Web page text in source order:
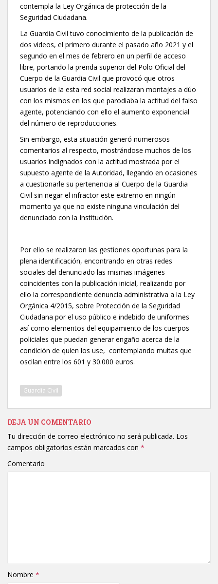
contempla la Ley Orgánica de protección de la
Seguridad Ciudadana.
La Guardia Civil tuvo conocimiento de la publicación de
dos videos, el primero durante el pasado año 2021 y el
segundo en el mes de febrero en un perfil de acceso
libre, portando la prenda superior del Polo Oficial del
Cuerpo de la Guardia Civil que provocó que otros
usuarios de la esta red social realizaran montajes a dúo
con los mismos en los que parodiaba la actitud del falso
agente, potenciando con ello el aumento exponencial
del número de reproducciones.
Sin embargo, esta situación generó numerosos
comentarios al respecto, mostrándose muchos de los
usuarios indignados con la actitud mostrada por el
supuesto agente de la Autoridad, llegando en ocasiones
a cuestionarle su pertenencia al Cuerpo de la Guardia
Civil sin negar el infractor este extremo en ningún
momento ya que no existe ninguna vinculación del
denunciado con la Institución.
Por ello se realizaron las gestiones oportunas para la
plena identificación, encontrando en otras redes
sociales del denunciado las mismas imágenes
coincidentes con la publicación inicial, realizando por
ello la correspondiente denuncia administrativa a la Ley
Orgánica 4/2015, sobre Protección de la Seguridad
Ciudadana por el uso público e indebido de uniformes
así como elementos del equipamiento de los cuerpos
policiales que puedan generar engaño acerca de la
condición de quien los use, contemplando multas que
oscilan entre los 601 y 30.000 euros.
Guardia Civil
DEJA UN COMENTARIO
Tu dirección de correo electrónico no será publicada. Los
campos obligatorios están marcados con *
Comentario
Nombre *